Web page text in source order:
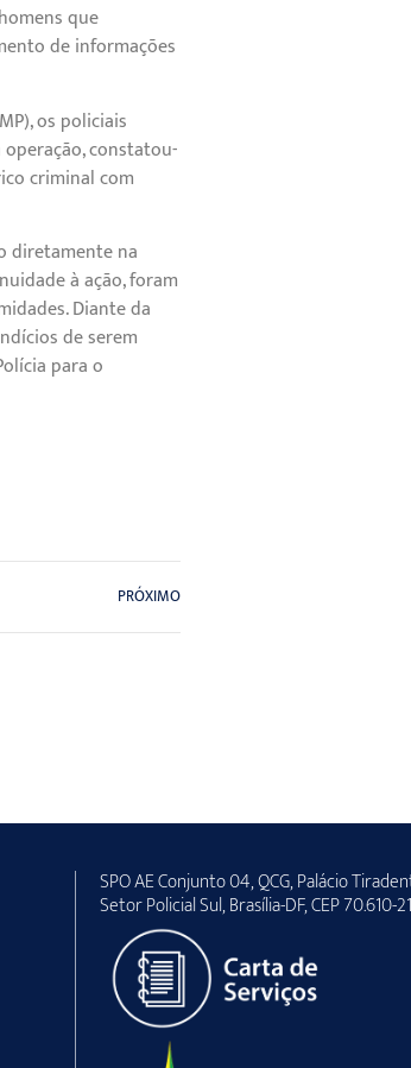
que
de informações
os policiais
constatou-
criminal com
diretamente na
à ação, foram
Diante da
de serem
para o
PRÓXIMO
SPO AE Conjunto 04, QCG, Palácio
Setor Policial Sul, Brasília-DF, CEP 70.610-